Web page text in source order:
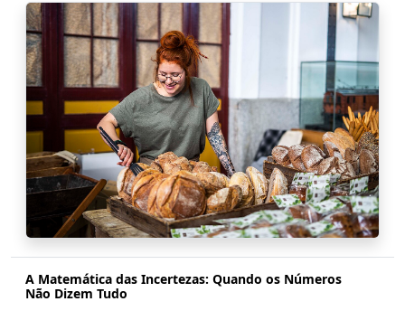
A Matemática das Incertezas: Quando os Números
Não Dizem Tudo